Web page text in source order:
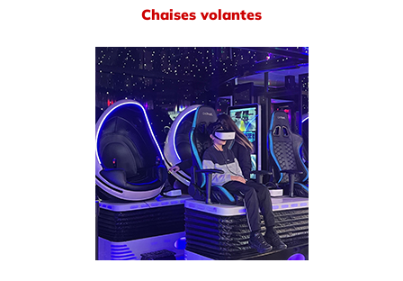
Chaises volantes